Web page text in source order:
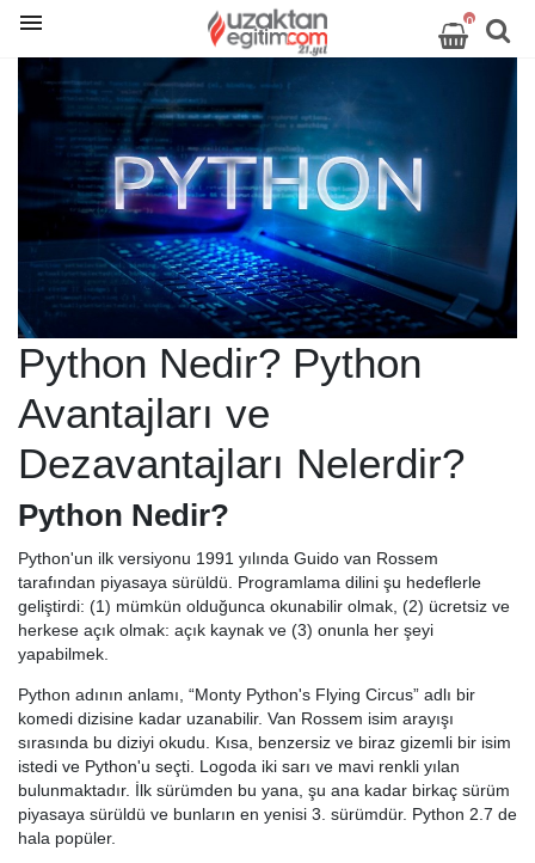
0
Python Nedir? Python
Avantajları ve
Dezavantajları Nelerdir?
Python Nedir?
Python'un ilk versiyonu 1991 yılında Guido van Rossem
tarafından piyasaya sürüldü. Programlama dilini şu hedeflerle
geliştirdi: (1) mümkün olduğunca okunabilir olmak, (2) ücretsiz ve
herkese açık olmak: açık kaynak ve (3) onunla her şeyi
yapabilmek.
Python adının anlamı, “Monty Python's Flying Circus” adlı bir
komedi dizisine kadar uzanabilir. Van Rossem isim arayışı
sırasında bu diziyi okudu. Kısa, benzersiz ve biraz gizemli bir isim
istedi ve Python'u seçti. Logoda iki sarı ve mavi renkli yılan
bulunmaktadır. İlk sürümden bu yana, şu ana kadar birkaç sürüm
piyasaya sürüldü ve bunların en yenisi 3. sürümdür. Python 2.7 de
hala popüler.